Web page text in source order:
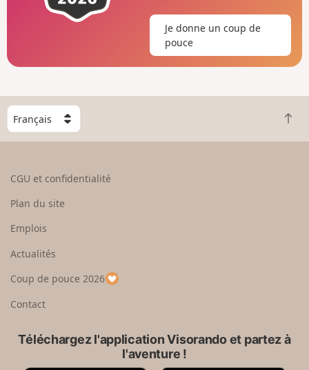
Je donne un coup de
pouce
C
h
o
e
u
p
a
R
e
CGU et confidentialité
Plan du site
Emplois
Actualités
Coup de pouce 2026
Contact
Téléchargez l'application Visorando et partez à
l'aventure !